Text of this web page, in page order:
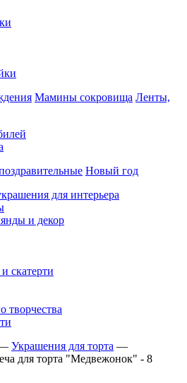
Мамины сокровища Ленты,
Новый год
для интерьера
и декор
скатерти
творчества
Украшения для торта —
для торта "Медвежонок" - 8